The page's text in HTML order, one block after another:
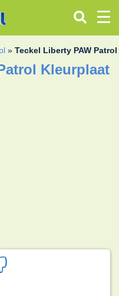
»Teckel Liberty PAW Patrol
Kleurplaat